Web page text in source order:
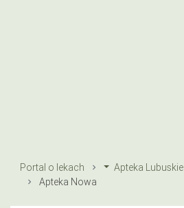
Portal o lekach Apteka Lubuskie
Apteka Nowa